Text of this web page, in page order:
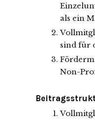
als ein
sind für
Non-